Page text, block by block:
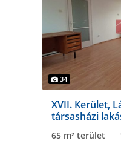
34
XVII. Kerület,
társasházi
65 m² terület